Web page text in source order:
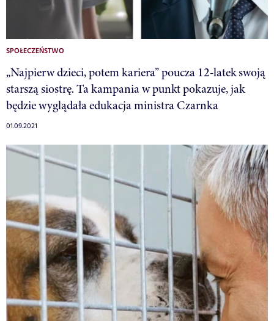
SPOŁECZEŃSTWO
„Najpierw dzieci, potem kariera” poucza 12-latek swoją
starszą siostrę. Ta kampania w punkt pokazuje, jak
będzie wyglądała edukacja ministra Czarnka
01.09.2021